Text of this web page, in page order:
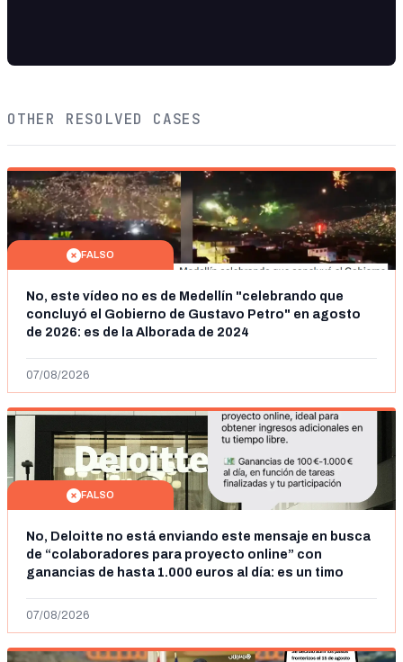
OTHER RESOLVED CASES
FALSO
No, este vídeo no es de Medellín "celebrando que
concluyó el Gobierno de Gustavo Petro" en agosto
de 2026: es de la Alborada de 2024
07/08/2026
FALSO
No, Deloitte no está enviando este mensaje en busca
de “colaboradores para proyecto online” con
ganancias de hasta 1.000 euros al día: es un timo
07/08/2026